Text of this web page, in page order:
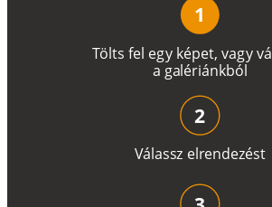
Tölts fel egy képet, vagyvá
a galériánkból
1
Válassz elrendezést
2